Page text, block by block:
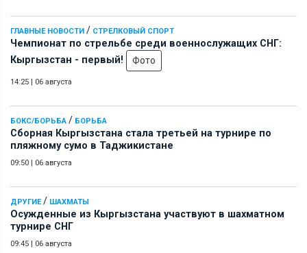
ГЛАВНЫЕ НОВОСТИ / СТРЕЛКОВЫЙ СПОРТ
Чемпионат по стрельбе среди военнослужащих СНГ:
Кыргызстан - первый!
Фото
14:25 | 06 августа
БОКС/БОРЬБА / БОРЬБА
Сборная Кыргызстана стала третьей на турнире по
пляжному сумо в Таджикистане
09:50 | 06 августа
ДРУГИЕ/ ШАХМАТЫ
Осужденные из Кыргызстана участвуют в шахматном
турнире СНГ
09:45 | 06 августа